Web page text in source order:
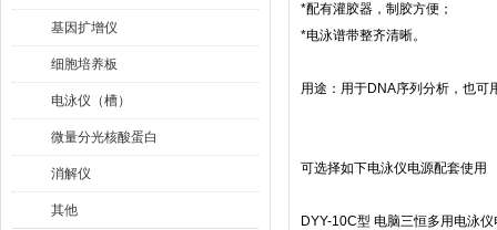
基因扩增仪
细胞培养板
电泳仪（槽）
微量分光核酸蛋白
消解仪
其他
*配有灌胶器，制胶方便；
*电泳谱带整齐清晰。
用途：用于DNA序列分析，也可
可选择如下电泳仪电源配套使用
DYY-10C型 电脑三恒多用电泳仪